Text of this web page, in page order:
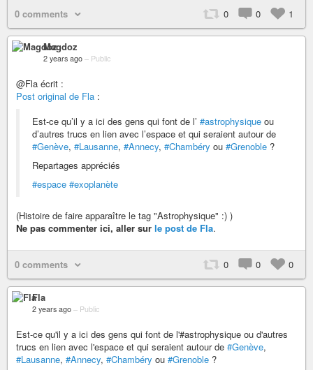
0 comments 0 0 1
Magdoz
2 years ago – Public
@Fla écrit :
Post original de Fla :
Est-ce qu’il y a ici des gens qui font de l’ #astrophysique ou
d’autres trucs en lien avec l’espace et qui seraient autour de
#Genève, #Lausanne, #Annecy, #Chambéry ou #Grenoble ?
Repartages appréciés
#espace #exoplanète
(Histoire de faire apparaître le tag "Astrophysique" :) )
Ne pas commenter ici, aller sur le post de Fla.
0 comments 0 0 0
Fla
2 years ago – Public
Est-ce qu'il y a ici des gens qui font de l'#astrophysique ou d'autres
trucs en lien avec l'espace et qui seraient autour de #Genève,
#Lausanne, #Annecy, #Chambéry ou #Grenoble ?